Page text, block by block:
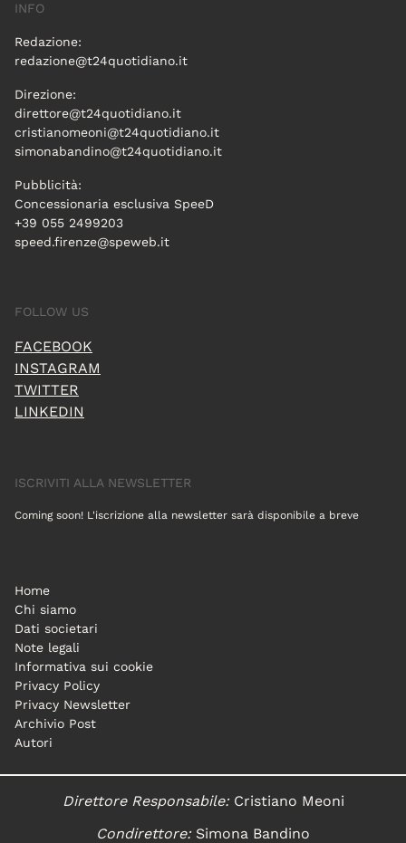
INFO
Redazione:
redazione@t24quotidiano.it
Direzione:
direttore@t24quotidiano.it
cristianomeoni@t24quotidiano.it
simonabandino@t24quotidiano.it
Pubblicità:
Concessionaria esclusiva SpeeD
+39 055 2499203
speed.firenze@speweb.it
FOLLOW US
FACEBOOK
INSTAGRAM
TWITTER
LINKEDIN
ISCRIVITI ALLA NEWSLETTER
Coming soon! L'iscrizione alla newsletter sarà disponibile a breve
Home
Chi siamo
Dati societari
Note legali
Informativa sui cookie
Privacy Policy
Privacy Newsletter
Archivio Post
Autori
Direttore Responsabile:Cristiano Meoni
Condirettore:Simona Bandino